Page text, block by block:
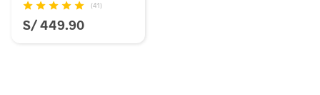
(41)
S/ 449.90